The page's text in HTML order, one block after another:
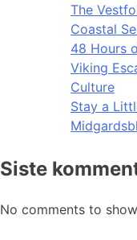
The
Coastal
48 Hours
Viking
Culture
Stay a
Siste
No comments to